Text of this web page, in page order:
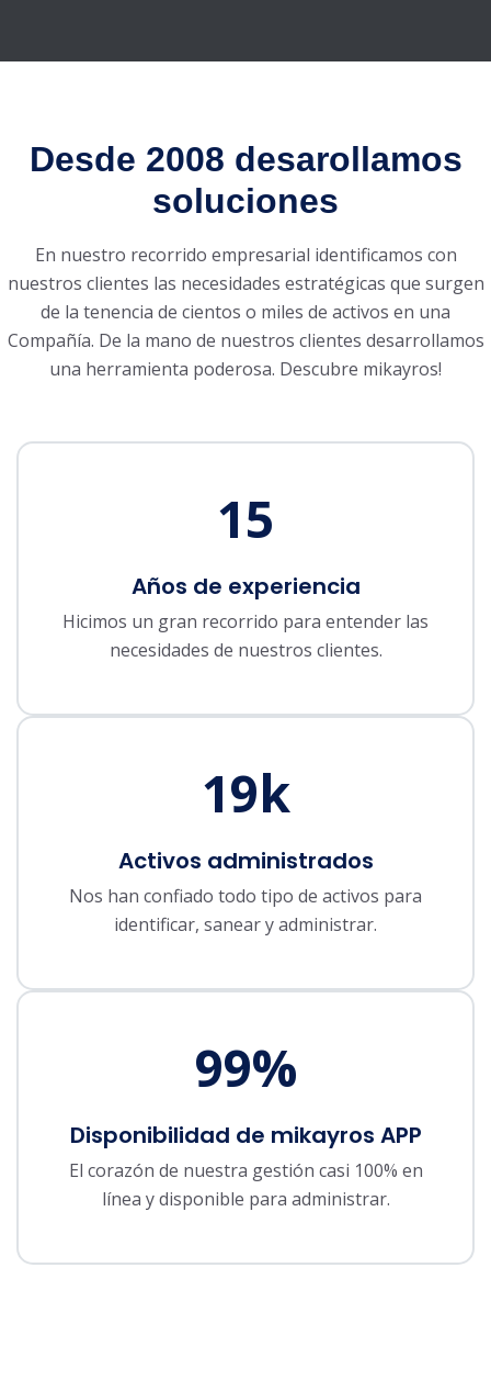
Desde 2008 desarollamos
soluciones
En nuestro recorrido empresarial identificamos con
nuestros clientes las necesidades estratégicas que surgen
de la tenencia de cientos o miles de activos en una
Compañía. De la mano de nuestros clientes desarrollamos
una herramienta poderosa. Descubre mikayros!
15
Años de experiencia
Hicimos un gran recorrido para entender las
necesidades de nuestros clientes.
19k
Activos administrados
Nos han confiado todo tipo de activos para
identificar, sanear y administrar.
99%
Disponibilidad de mikayros APP
El corazón de nuestra gestión casi 100% en
línea y disponible para administrar.